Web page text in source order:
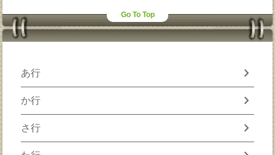
Go To Top
あ行 chevron_right
か行 chevron_right
さ行 chevron_right